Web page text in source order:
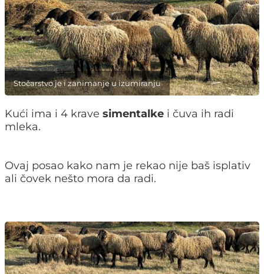
Stočarstvo je i zanimanje u izumiranju
Kući ima i 4 krave simentalke i čuva ih radi
mleka.
Ovaj posao kako nam je rekao nije baš isplativ
ali čovek nešto mora da radi.